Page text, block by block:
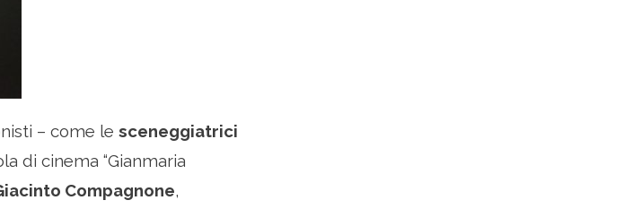
– come le sceneggiatrici
di cinema “Gianmaria
Compagnone,